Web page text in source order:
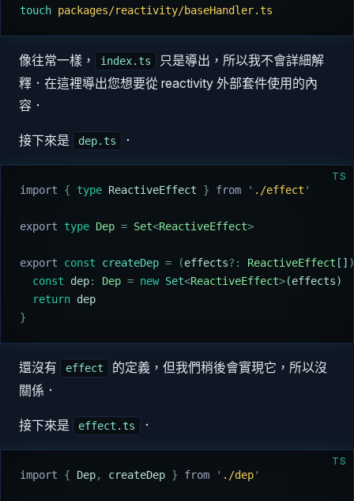
touch packages/reactivity/baseHandler.ts
像往常一樣， index.ts
只是導出，所以我不會詳細解
釋．在這裡導出您想要從 reactivity 外部套件使用的內
容．
接下來是 dep.ts ．
TS
import { type ReactiveEffect } from ' ./effect '
export type Dep = Set<ReactiveEffect>
export const createDep = (effects?: ReactiveEffect []
  const
dep: Dep = new Set<ReactiveEffect>(effects)
  return
dep
}
還沒有 effect
的定義，但我們稍後會實現它，所以沒
關係．
接下來是 effect.ts ．
TS
import { Dep, createDep } from ' ./dep'